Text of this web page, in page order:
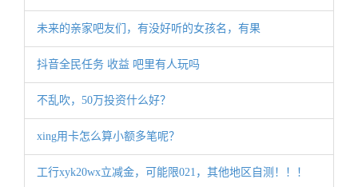
未来的亲家吧友们，有没好听的女孩名，有果
抖音全民任务 收益 吧里有人玩吗
不乱吹，50万投资什么好？
xing用卡怎么算小额多笔呢？
工行xyk20wx立减金，可能限021，其他地区自测！！！